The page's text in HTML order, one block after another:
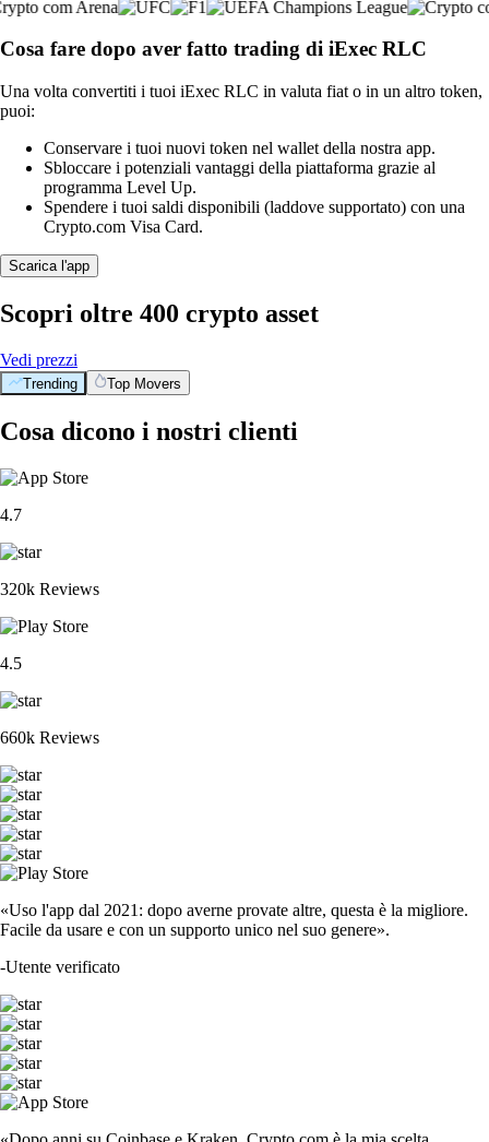
Cosa fare dopo aver fatto trading di iExec RLC
Una volta convertiti i tuoi iExec RLC in valuta fiat o in un altro token,
puoi:
Conservare i tuoi nuovi token nel wallet della nostra app.
Sbloccare i potenziali vantaggi della piattaforma grazie al
programma Level Up.
Spendere i tuoi saldi disponibili (laddove supportato) con una
Crypto.com Visa Card.
Scarica l'app
Scopri oltre 400 crypto asset
Vedi prezzi
Trending Top Movers
Cosa dicono i nostri clienti
4.7
320k Reviews
4.5
660k Reviews
«Uso l'app dal 2021: dopo averne provate altre, questa è la migliore.
Facile da usare e con un supporto unico nel suo genere».
-Utente verificato